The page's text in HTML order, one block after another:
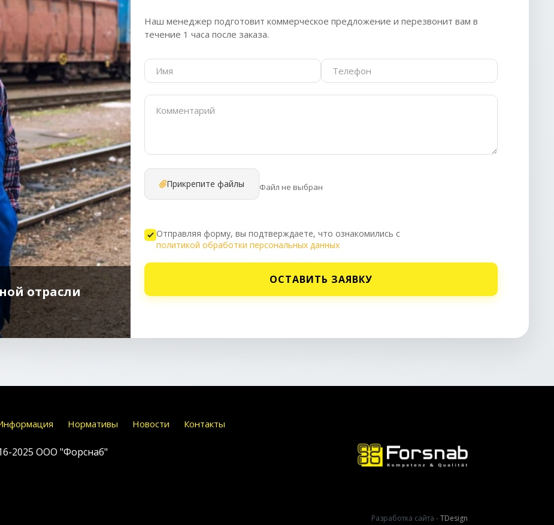
отрасли
Наш менеджер подготовит коммерческое предложение и перезвонит вам в
течение 1 часа после заказа.
Прикрепите файлы Файл не выбран
Отправляя форму, вы подтверждаете, что ознакомились с
политикой обработки персональных данных
ОСТАВИТЬ ЗАЯВКУ
Нормативы Новости Контакты
2025ООО "Форснаб"
Разработка сайта -TDesign